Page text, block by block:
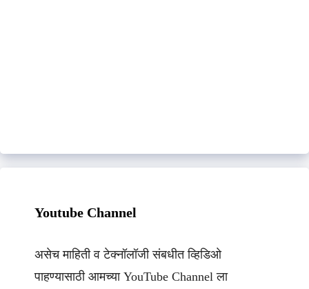
Youtube Channel
असेच माहिती व टेक्नॉलॉजी संबधीत व्हिडिओ
पाहण्यासाठी आमच्या YouTube Channel ला